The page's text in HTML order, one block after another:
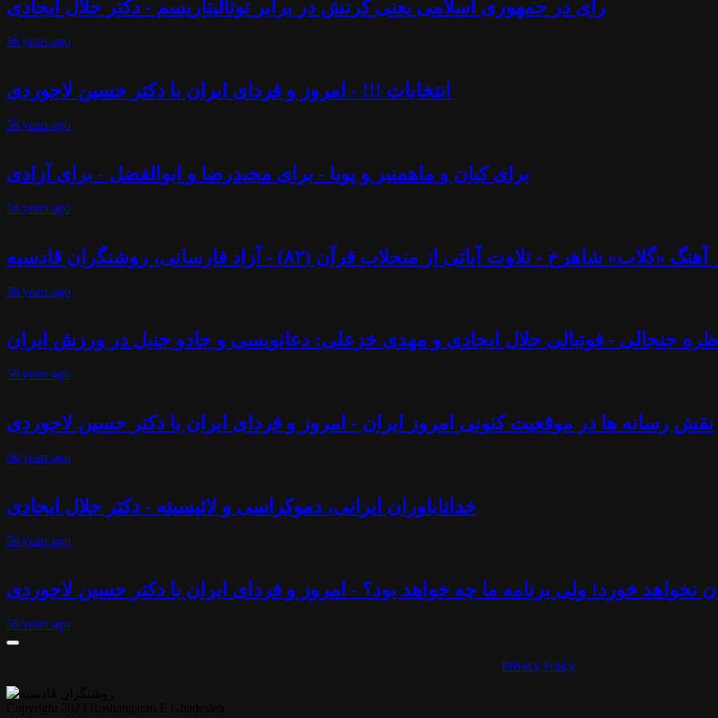
رأی در جمهوری اسلامی یعنی کُرنش در برابر توتالیتاریسم - دکتر جلال ایجادی
56 years ago
انتخابات !!! - امروز و فردای ایران با دکتر حسین لاجوردی
56 years ago
برای کیان و ماهمنیر و پویا - برای مجیدرضا و ابوالفضل - برای آزادی
56 years ago
«گلاب» شاهرخ - تلاوت آیاتی از منجلاب قرآن (۸۲) - آزاد فارسانی، روشنگران قادسیه
56 years ago
جنجالی - فوتبالی جلال ایجادی و مهدی خزعلی: دعانویسی و جادو جنبل در ورزش ایران
56 years ago
نقش رسانه ها در موقعیت کنونی امروز ایران - امروز و فردای ایران با دکتر حسین لاجوردی
56 years ago
خداناباوران ایرانی، دموکراسی و لائیسیته - دکتر جلال ایجادی
56 years ago
نخواهد خورد! ولی برنامه ما چه خواهد بود؟ - امروز و فردای ایران با دکتر حسین لاجوردی
56 years ago
Privacy Policy